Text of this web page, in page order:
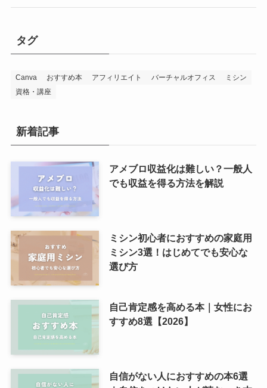
タグ
Canva おすすめ本 アフィリエイト バーチャルオフィス
ミシン
資格・講座
新着記事
アメブロ収益化は難しい？一般人
でも収益を得る方法を解説
ミシン初心者におすすめの家庭用
ミシン3選！はじめてでも安心な
選び方
自己肯定感を高める本｜女性にお
すすめ8選【2026】
自信がない人におすすめの本6選